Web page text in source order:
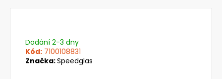
Dodání 2-3 dny
Kód: 7100108831
Značka:Speedglas
e
729101